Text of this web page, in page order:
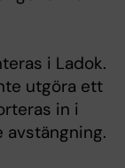
i Ladok.
utgöra ett
in i
avstängning.